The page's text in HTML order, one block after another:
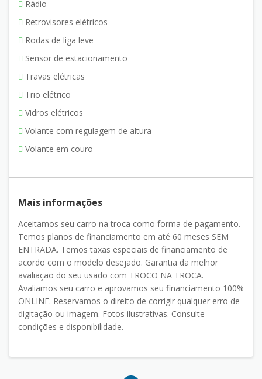
Rádio
Retrovisores elétricos
Rodas de liga leve
Sensor de estacionamento
Travas elétricas
Trio elétrico
Vidros elétricos
Volante com regulagem de altura
Volante em couro
Mais informações
Aceitamos seu carro na troca como forma de pagamento.
Temos planos de financiamento em até 60 meses SEM
ENTRADA. Temos taxas especiais de financiamento de
acordo com o modelo desejado. Garantia da melhor
avaliação do seu usado com TROCO NA TROCA.
Avaliamos seu carro e aprovamos seu financiamento 100%
ONLINE. Reservamos o direito de corrigir qualquer erro de
digitação ou imagem. Fotos ilustrativas. Consulte
condições e disponibilidade.